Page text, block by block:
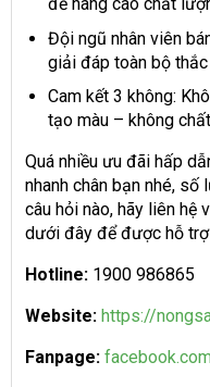
Đội ngũ nhân viên
giải đáp toàn bộ
Cam kết 3 không:
tạo màu – không
Quá nhiều ưu đãi hấp
nhanh chân bạn nhé,
câu hỏi nào, hãy liên hệ
dưới đây để được hỗ
Hotline: 1900 986865
Website: https://
Fanpage: